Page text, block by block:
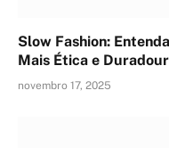
Slow Fashion:
Mais Ética e
novembro 17, 2025